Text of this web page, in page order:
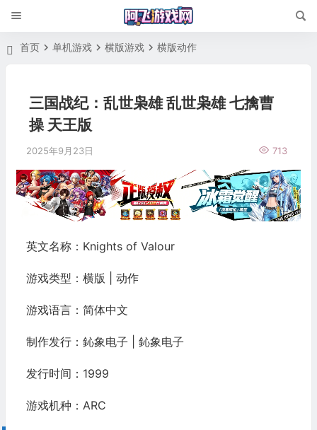
首页 单机游戏 横版游戏 横版动作
三国战纪：乱世枭雄 乱世枭雄 七擒曹
操 天王版
2025年9月23日 713
英文名称：Knights of Valour
游戏类型：横版 | 动作
游戏语言：简体中文
制作发行：鈊象电子 | 鈊象电子
发行时间：1999
游戏机种：ARC